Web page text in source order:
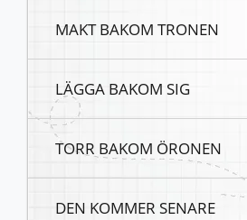
MAKT BAKOM TRONEN
LÄGGA BAKOM SIG
TORR BAKOM ÖRONEN
DEN KOMMER SENARE